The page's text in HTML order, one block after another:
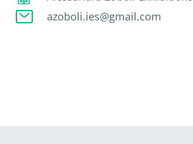
azoboli.ies@gmail.com